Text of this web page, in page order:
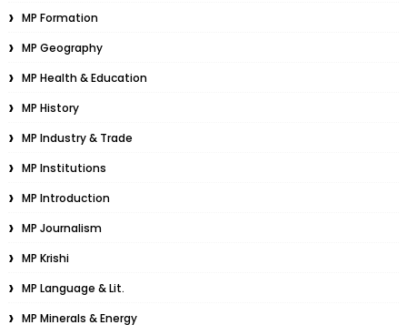
MP Formation
MP Geography
MP Health & Education
MP History
MP Industry & Trade
MP Institutions
MP Introduction
MP Journalism
MP Krishi
MP Language & Lit.
MP Minerals & Energy